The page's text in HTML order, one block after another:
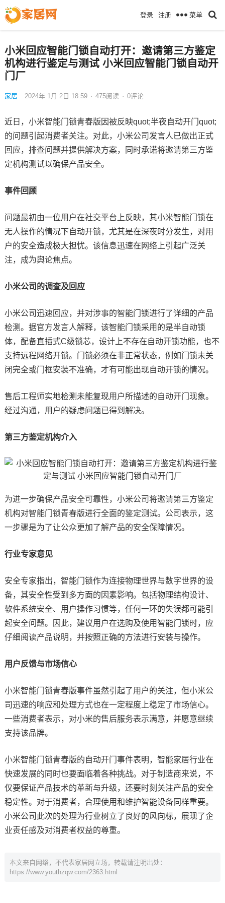
登录 注册 菜单
小米回应智能门锁自动打开：邀请第三方鉴定
机构进行鉴定与测试 小米回应智能门锁自动开
门厂
家居 2024年 1月 2日 18:59 · 475阅读 · 0评论
近日，小米智能门锁青春版因被反映quot;半夜自动开门quot;
的问题引起消费者关注。对此，小米公司发言人已做出正式
回应，排查问题并提供解决方案，同时承诺将邀请第三方鉴
定机构测试以确保产品安全。
事件回顾
问题最初由一位用户在社交平台上反映，其小米智能门锁在
无人操作的情况下自动开锁，尤其是在深夜时分发生，对用
户的安全造成极大担忧。该信息迅速在网络上引起广泛关
注，成为舆论焦点。
小米公司的调查及回应
小米公司迅速回应，并对涉事的智能门锁进行了详细的产品
检测。据官方发言人解释，该智能门锁采用的是半自动锁
体，配备直插式C级锁芯，设计上不存在自动开锁功能，也不
支持远程网络开锁。门锁必须在非正常状态，例如门锁未关
闭完全或门框安装不准确，才有可能出现自动开锁的情况。
售后工程师实地检测未能复现用户所描述的自动开门现象。
经过沟通，用户的疑虑问题已得到解决。
第三方鉴定机构介入
为进一步确保产品安全可靠性，小米公司将邀请第三方鉴定
机构对智能门锁青春版进行全面的鉴定测试。公司表示，这
一步骤是为了让公众更加了解产品的安全保障情况。
行业专家意见
安全专家指出，智能门锁作为连接物理世界与数字世界的设
备，其安全性受到多方面的因素影响。包括物理结构设计、
软件系统安全、用户操作习惯等，任何一环的失误都可能引
起安全问题。因此，建议用户在选购及使用智能门锁时，应
仔细阅读产品说明，并按照正确的方法进行安装与操作。
用户反馈与市场信心
小米智能门锁青春版事件虽然引起了用户的关注，但小米公
司迅速的响应和处理方式也在一定程度上稳定了市场信心。
一些消费者表示，对小米的售后服务表示满意，并愿意继续
支持该品牌。
小米智能门锁青春版的自动开门事件表明，智能家居行业在
快速发展的同时也要面临着各种挑战。对于制造商来说，不
仅要保证产品技术的革新与升级，还要时刻关注产品的安全
稳定性。对于消费者，合理使用和维护智能设备同样重要。
小米公司此次的处理为行业树立了良好的风向标，展现了企
业责任感及对消费者权益的尊重。
本文来自网络，不代表家居网立场，转载请注明出处：
https://www.youthzqw.com/2363.html